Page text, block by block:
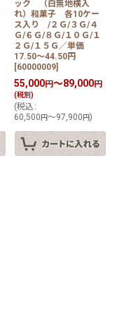
ック （白無地横入
れ）和菓子 各10ケー
ス入り /２Ｇ/３Ｇ/４
Ｇ/６Ｇ/８Ｇ/１０Ｇ/１
２Ｇ/１５Ｇ／単価
17.50〜44.50円
[60000009]
55,000円～89,000円
(税別)
(税込 :
60,500円～97,900円)